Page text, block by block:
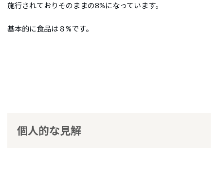
施行されておりそのままの8%になっています。
基本的に食品は８%です。
個人的な見解